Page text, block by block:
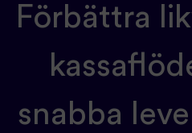
Förbättra
snabba